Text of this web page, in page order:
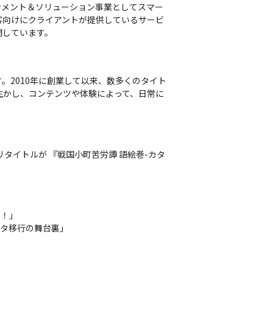
ント＆ソリューション事業としてスマー
けにクライアントが提供しているサービ
ています。
2010年に創業して以来、数多くのタイト
し、コンテンツや体験によって、日常に
イトルが 『戦国小町苦労譚 語絵巻-カタ
」
移行の舞台裏」